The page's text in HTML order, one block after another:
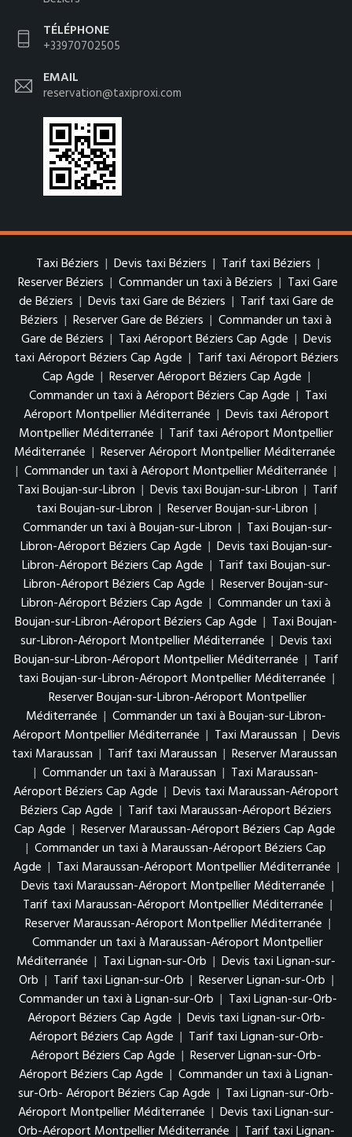
TÉLÉPHONE
+33970702505
EMAIL
reservation@taxiproxi.com
Taxi Béziers | Devis taxi Béziers | Tarif taxi Béziers |
Reserver Béziers | Commander un taxi à Béziers | Taxi Gare
de Béziers | Devis taxi Gare de Béziers | Tarif taxi Gare de
Béziers | Reserver Gare de Béziers | Commander un taxi à
Gare de Béziers | Taxi Aéroport Béziers Cap Agde | Devis
taxi Aéroport Béziers Cap Agde | Tarif taxi Aéroport Béziers
Cap Agde | Reserver Aéroport Béziers Cap Agde |
Commander un taxi à Aéroport Béziers Cap Agde | Taxi
Aéroport Montpellier Méditerranée | Devis taxi Aéroport
Montpellier Méditerranée | Tarif taxi Aéroport Montpellier
Méditerranée | Reserver Aéroport Montpellier Méditerranée
| Commander un taxi à Aéroport Montpellier Méditerranée |
Taxi Boujan-sur-Libron | Devis taxi Boujan-sur-Libron | Tarif
taxi Boujan-sur-Libron | Reserver Boujan-sur-Libron |
Commander un taxi à Boujan-sur-Libron | Taxi Boujan-sur-
Libron-Aéroport Béziers Cap Agde | Devis taxi Boujan-sur-
Libron-Aéroport Béziers Cap Agde | Tarif taxi Boujan-sur-
Libron-Aéroport Béziers Cap Agde | Reserver Boujan-sur-
Libron-Aéroport Béziers Cap Agde | Commander un taxi à
Boujan-sur-Libron-Aéroport Béziers Cap Agde | Taxi Boujan-
sur-Libron-Aéroport Montpellier Méditerranée | Devis taxi
Boujan-sur-Libron-Aéroport Montpellier Méditerranée | Tarif
taxi Boujan-sur-Libron-Aéroport Montpellier Méditerranée |
Reserver Boujan-sur-Libron-Aéroport Montpellier
Méditerranée | Commander un taxi à Boujan-sur-Libron-
Aéroport Montpellier Méditerranée | Taxi Maraussan | Devis
taxi Maraussan | Tarif taxi Maraussan | Reserver Maraussan
| Commander un taxi à Maraussan | Taxi Maraussan-
Aéroport Béziers Cap Agde | Devis taxi Maraussan-Aéroport
Béziers Cap Agde | Tarif taxi Maraussan-Aéroport Béziers
Cap Agde | Reserver Maraussan-Aéroport Béziers Cap Agde
| Commander un taxi à Maraussan-Aéroport Béziers Cap
Agde | Taxi Maraussan-Aéroport Montpellier Méditerranée |
Devis taxi Maraussan-Aéroport Montpellier Méditerranée |
Tarif taxi Maraussan-Aéroport Montpellier Méditerranée |
Reserver Maraussan-Aéroport Montpellier Méditerranée |
Commander un taxi à Maraussan-Aéroport Montpellier
Méditerranée | Taxi Lignan-sur-Orb | Devis taxi Lignan-sur-
Orb | Tarif taxi Lignan-sur-Orb | Reserver Lignan-sur-Orb |
Commander un taxi à Lignan-sur-Orb | Taxi Lignan-sur-Orb-
Aéroport Béziers Cap Agde | Devis taxi Lignan-sur-Orb-
Aéroport Béziers Cap Agde | Tarif taxi Lignan-sur-Orb-
Aéroport Béziers Cap Agde | Reserver Lignan-sur-Orb-
Aéroport Béziers Cap Agde | Commander un taxi à Lignan-
sur-Orb- Aéroport Béziers Cap Agde | Taxi Lignan-sur-Orb-
Aéroport Montpellier Méditerranée | Devis taxi Lignan-sur-
Orb-Aéroport Montpellier Méditerranée | Tarif taxi Lignan-